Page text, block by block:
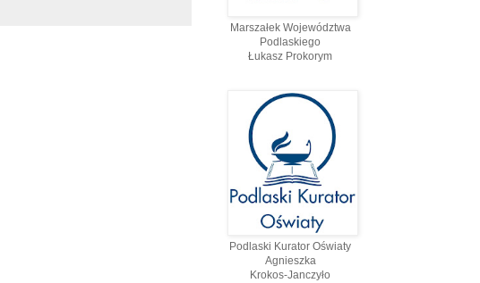
Marszałek Województwa
Podlaskiego
Łukasz Prokorym
Podlaski Kurator Oświaty
Agnieszka
Krokos-Janczyło